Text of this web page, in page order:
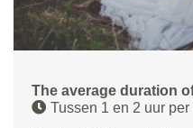
The average duration
Tussen 1 en 2 uur